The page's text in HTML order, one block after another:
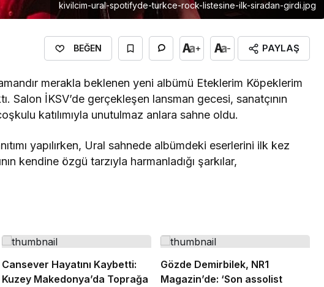
kivilcim-ural-spotifyde-turkce-rock-listesine-ilk-siradan-girdi.jpg
BEĞEN + - PAYLAŞ
merakla beklenen yeni albümü Eteklerim Köpeklerim
Salon İKSV’de gerçekleşen lansman gecesi, sanatçının
katılımıyla unutulmaz anlara sahne oldu.
yapılırken, Ural sahnede albümdeki eserlerini ilk kez
kendine özgü tarzıyla harmanladığı şarkılar,
Cansever Hayatını Kaybetti:
Kuzey Makedonya’da Toprağa
Gözde Demirbilek, NR1
Magazin’de: ‘Son assolist